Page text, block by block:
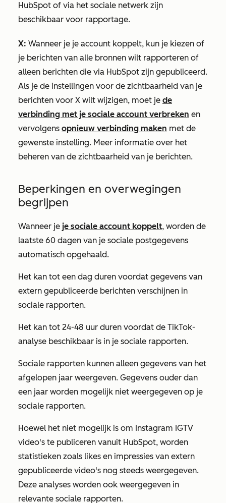
HubSpot of via het sociale netwerk zijn
beschikbaar voor rapportage.
X: Wanneer je je account koppelt, kun je kiezen of
je berichten van alle bronnen wilt rapporteren of
alleen berichten die via HubSpot zijn gepubliceerd.
Als je de instellingen voor de zichtbaarheid van je
berichten voor X wilt wijzigen, moet je de
verbinding met je sociale account verbreken en
vervolgens opnieuw verbinding maken met de
gewenste instelling. Meer informatie over het
beheren van de zichtbaarheid van je berichten.
Beperkingen en overwegingen
begrijpen
Wanneer je je sociale account koppelt, worden de
laatste 60 dagen van je sociale postgegevens
automatisch opgehaald.
Het kan tot een dag duren voordat gegevens van
extern gepubliceerde berichten verschijnen in
sociale rapporten.
Het kan tot 24-48 uur duren voordat de TikTok-
analyse beschikbaar is in je sociale rapporten.
Sociale rapporten kunnen alleen gegevens van het
afgelopen jaar weergeven. Gegevens ouder dan
een jaar worden mogelijk niet weergegeven op je
sociale rapporten.
Hoewel het niet mogelijk is om Instagram IGTV
video's te publiceren vanuit HubSpot, worden
statistieken zoals likes en impressies van extern
gepubliceerde video's nog steeds weergegeven.
Deze analyses worden ook weergegeven in
relevante sociale rapporten.